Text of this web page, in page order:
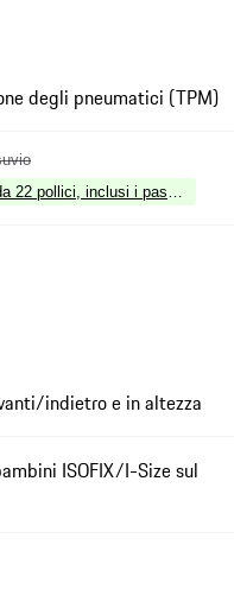
degli pneumatici (TPM)
22 pollici, inclusi i passaruota
indietro e in altezza
ISOFIX/I-Size sul